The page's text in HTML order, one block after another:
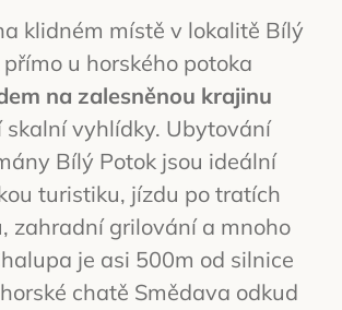
klidném místě v lokalitě Bílý
přímo u horského potoka
na zalesněnou krajinu
skalní vyhlídky. Ubytování
Bílý Potok jsou ideální
turistiku, jízdu po tratích
zahradní grilování a mnoho
je asi 500m od silnice
chatě Smědava odkud